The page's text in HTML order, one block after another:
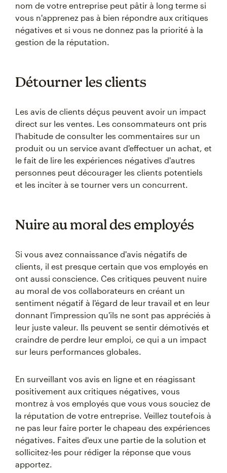
nom de votre entreprise peut pâtir à long terme si
vous n'apprenez pas à bien répondre aux critiques
négatives et si vous ne donnez pas la priorité à la
gestion de la réputation.
Détourner les clients
Les avis de clients déçus peuvent avoir un impact
direct sur les ventes. Les consommateurs ont pris
l'habitude de consulter les commentaires sur un
produit ou un service avant d'effectuer un achat, et
le fait de lire les expériences négatives d'autres
personnes peut décourager les clients potentiels
et les inciter à se tourner vers un concurrent.
Nuire au moral des employés
Si vous avez connaissance d'avis négatifs de
clients, il est presque certain que vos employés en
ont aussi conscience. Ces critiques peuvent nuire
au moral de vos collaborateurs en créant un
sentiment négatif à l'égard de leur travail et en leur
donnant l'impression qu'ils ne sont pas appréciés à
leur juste valeur. Ils peuvent se sentir démotivés et
craindre de perdre leur emploi, ce qui a un impact
sur leurs performances globales.
En surveillant vos avis en ligne et en réagissant
positivement aux critiques négatives, vous
montrez à vos employés que vous vous souciez de
la réputation de votre entreprise. Veillez toutefois à
ne pas leur faire porter le chapeau des expériences
négatives. Faites d'eux une partie de la solution et
sollicitez-les pour rédiger la réponse que vous
apportez.